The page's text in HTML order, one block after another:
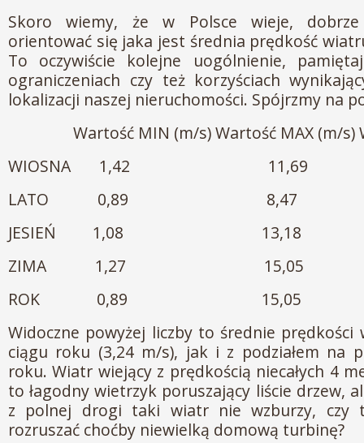
Skoro wiemy, że w Polsce wieje, dobrze
orientować się jaka jest średnia prędkość
To oczywiście kolejne uogólnienie,
ograniczeniach czy też korzyściach
lokalizacji naszej nieruchomości. Spójrzmy na
Wartość MIN (m/s) Wartość MAX (m/s)
WIOSNA 1,42 11,69
LATO 0,89 8,47
JESIEŃ 1,08 13,18
ZIMA 1,27 15,05
ROK 0,89 15,05
Widoczne powyżej liczby to średnie
ciągu roku (3,24 m/s), jak i z podziałem na
roku. Wiatr wiejący z prędkością niecałych 4
to łagodny wietrzyk poruszający liście drzew,
z polnej drogi taki wiatr nie wzburzy, czy
rozruszać choćby niewielką domową turbinę?